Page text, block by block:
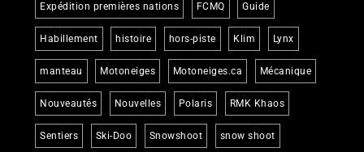
Expédition premières nations FCMQ Guide
Habillement histoire hors-piste Klim Lynx
manteau Motoneiges Motoneiges.ca Mécanique
Nouveautés Nouvelles Polaris RMK Khaos
Sentiers Ski-Doo Snowshoot snow shoot